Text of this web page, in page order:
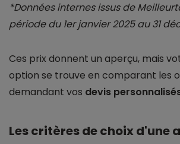
*Données internes issus de
période du 1er janvier 2025 au 31
Ces prix donnent un aperçu, mais
option se trouve en comparant les
demandant vos devis
Les critères de choix d'une